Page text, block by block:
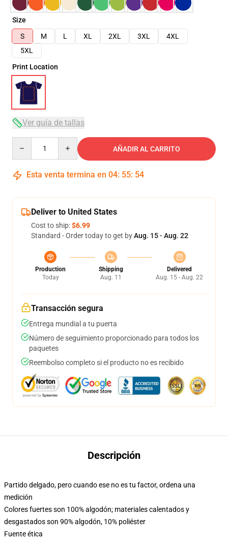
Size
S
M L XL 2XL 3XL
4XL
5XL
Print Location
Ver guía de tallas
AÑADIR AL CARRITO
Esta venta termina en 04: 55: 53
Deliver to United States
Cost to ship:$6.99
Standard - Order today to get byAug. 15 - Aug. 22
Production
Today
Shipping
Aug. 11
Delivered
Aug. 15 - Aug. 22
Transacción segura
Entrega mundial a tu puerta
Número de seguimiento proporcionado para todos los
paquetes
Reembolso completo si el producto no es recibido
Descripción
Partido delgado, pero cuando ese no es tu factor, ordena una
medición
Colores fuertes son 100% algodón; materiales calentados y
desgastados son 90% algodón, 10% poliéster
Fuente ética